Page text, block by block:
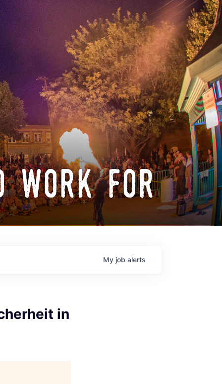
work for
My job alerts
in